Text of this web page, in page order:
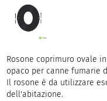
Rosone coprimuro ovale
opaco per canne fumarie
Il rosone è da utilizzare
dell'abitazione.